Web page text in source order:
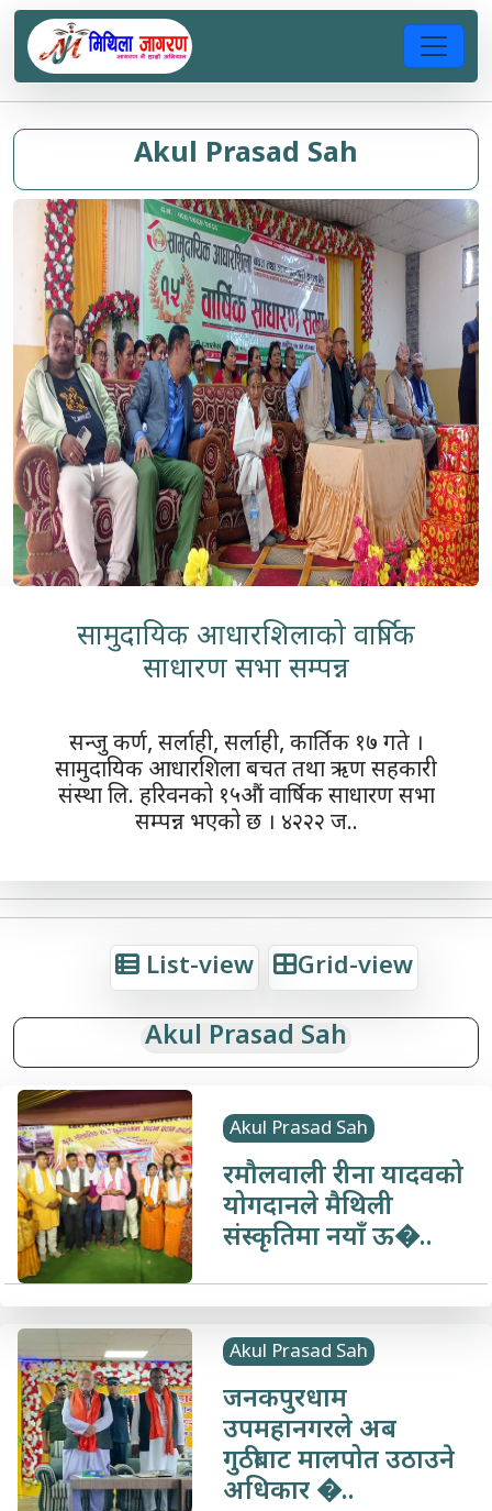
Akul Prasad Sah
सामुदायिक आधारशिलाको वार्षिक
साधारण सभा सम्पन्न
सन्जु कर्ण, सर्लाही, सर्लाही, कार्तिक १७ गते ।
सामुदायिक आधारशिला बचत तथा ऋण सहकारी
संस्था लि. हरिवनको १५औं वार्षिक साधारण सभा
सम्पन्न भएको छ । ४२२२ ज..
List-view Grid-view
Akul Prasad Sah
Akul Prasad Sah
रमौलवाली रीना यादवको
योगदानले मैथिली
संस्कृतिमा नयाँ ऊ�..
Akul Prasad Sah
जनकपुरधाम
उपमहानगरले अब
गुठीबाट मालपोत उठाउने
अधिकार �..